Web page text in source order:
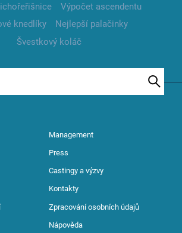
Výpočet ascendentu
knedlíky
Nejlepší palačinky
Švestkový koláč
Management
Press
Castingy a výzvy
Kontakty
Zpracování osobních údajů
Nápověda